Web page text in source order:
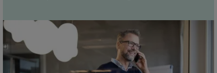
Meine Versicherungen